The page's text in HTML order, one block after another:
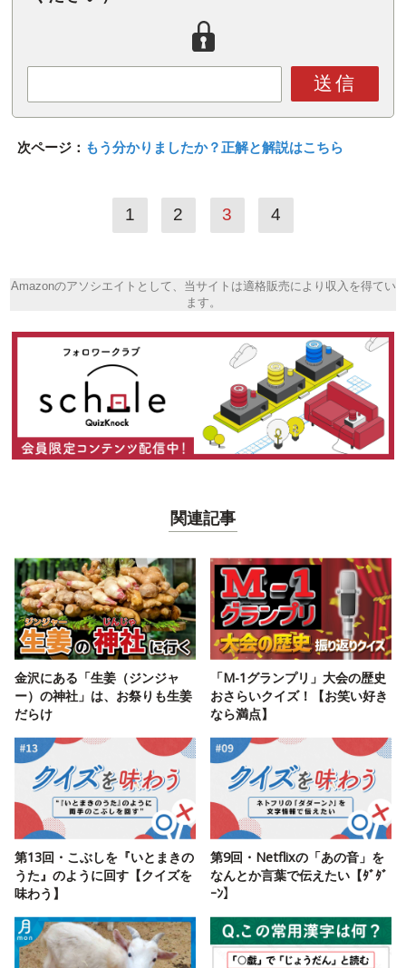
送信
次ページ： もう分かりましたか？正解と解説はこちら
1 2 3 4
Amazonのアソシエイトとして、当サイトは適格販売により収入を得てい
ます。
関連記事
金沢にある「生姜（ジンジャ
ー）の神社」は、お祭りも生姜
だらけ
「M-1グランプリ」大会の歴史
おさらいクイズ！【お笑い好き
なら満点】
第13回・こぶしを『いとまきの
うた』のように回す【クイズを
味わう】
第9回・Netflixの「あの音」を
なんとか言葉で伝えたい【ﾀﾞﾀﾞ
ｰﾝ】